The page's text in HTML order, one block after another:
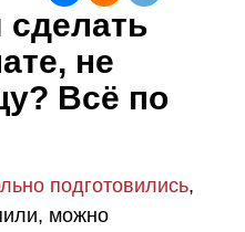
сделать
не
Всё по
подготовились,
можно